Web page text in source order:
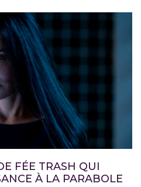
FÉE TRASH QUI
À LA PARABOLE